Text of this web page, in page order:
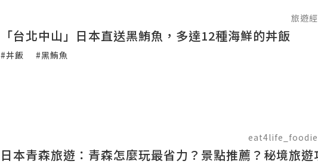
旅遊經
「台北中山」日本直送黑鮪魚，多達12種海鮮的丼飯
#丼飯 #黑鮪魚
eat4life_foodie
日本青森旅遊：青森怎麼玩最省力？景點推薦？秘境旅遊